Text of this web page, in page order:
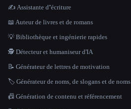
✍️ Assistante d''écriture
📖 Auteur de livres et de romans
💡 Bibliothèque et ingénierie rapides
🕵️ Détecteur et humaniseur d'IA
📝 Générateur de lettres de motivation
🏷️ Générateur de noms, de slogans et de noms
📠 Génération de contenu et référencement